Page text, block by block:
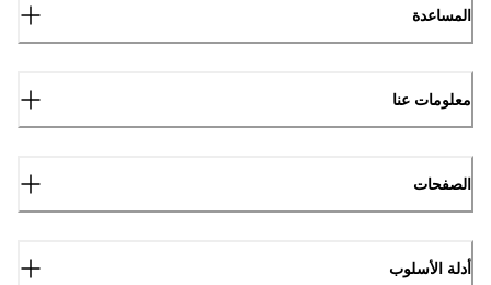
المساعدة
معلومات عنا
الصفحات
أدلة الأسلوب